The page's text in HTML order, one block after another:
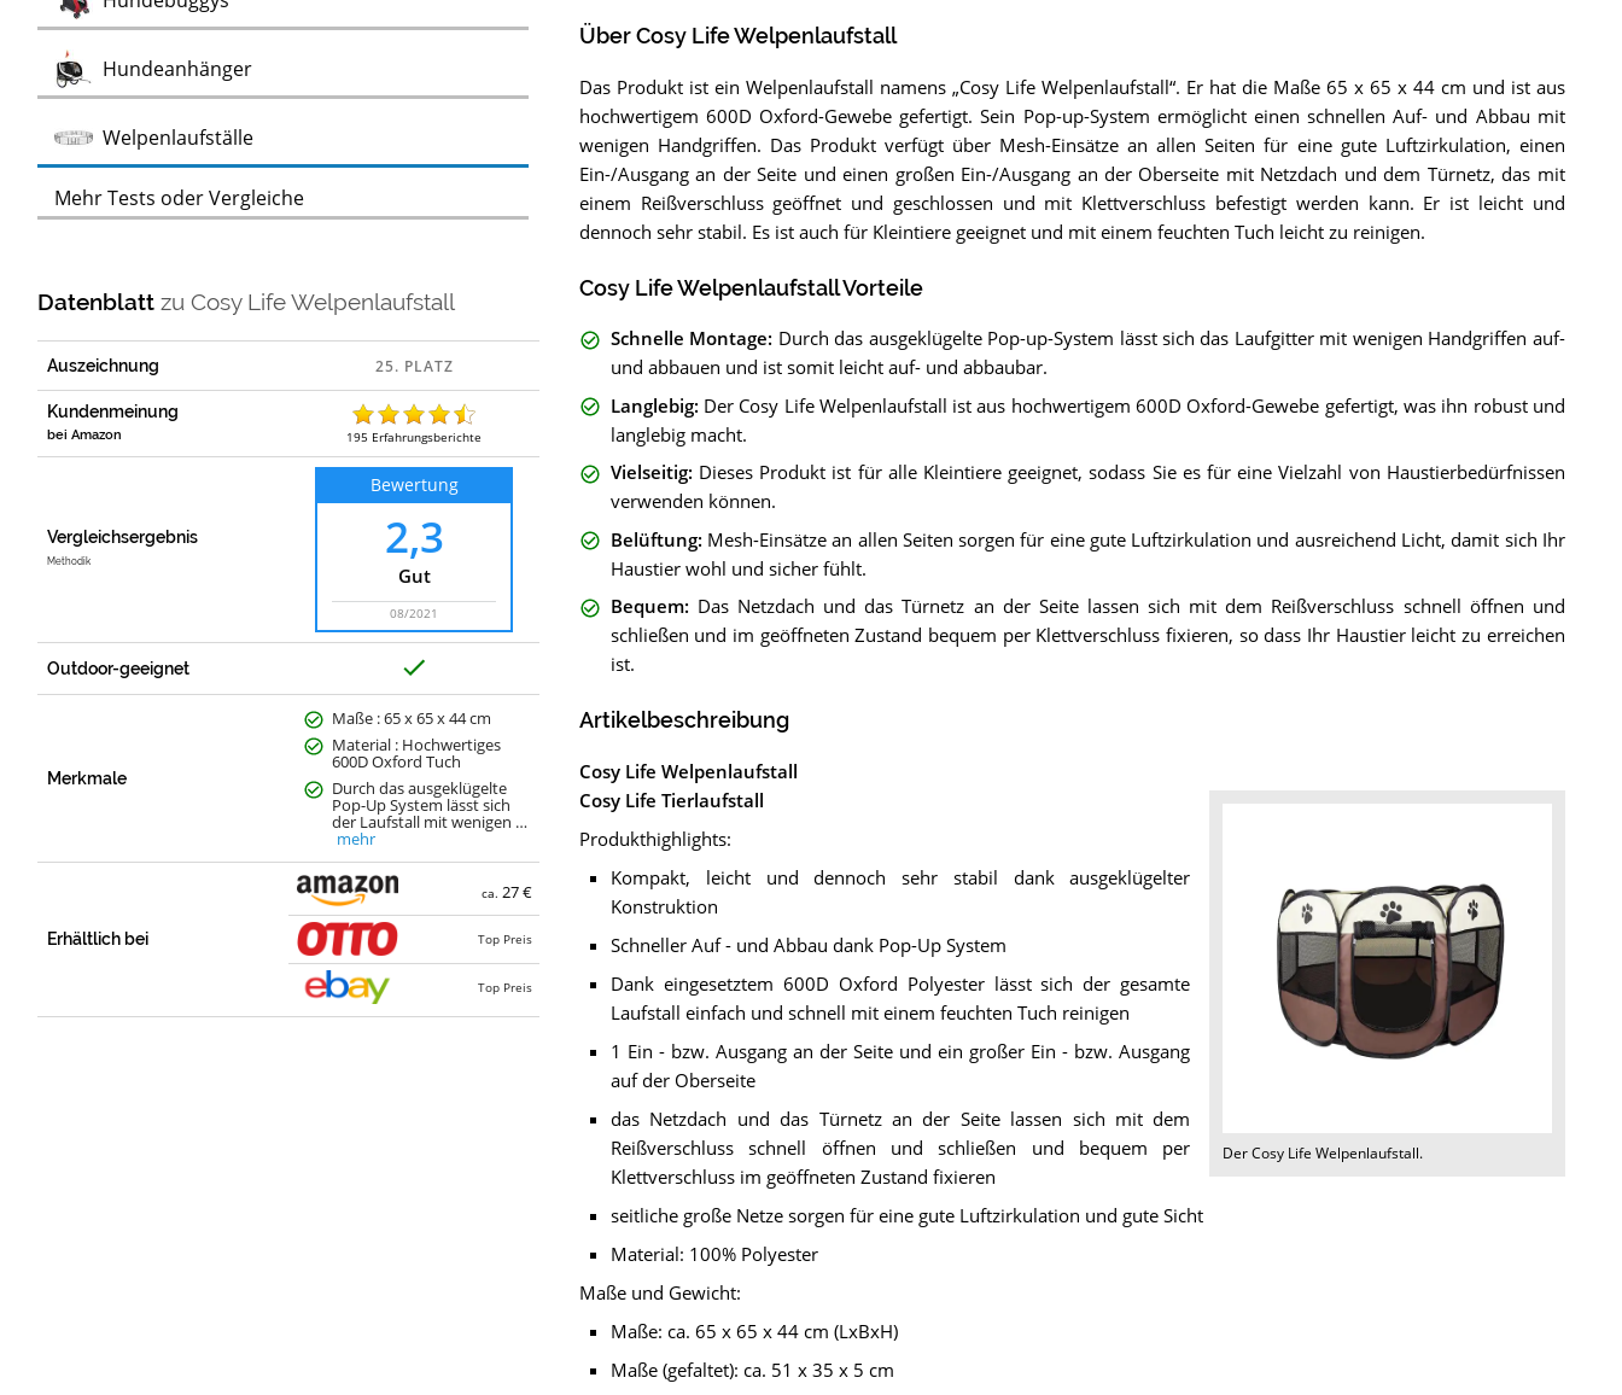
HundeanhängerTest
WelpenlaufställeTest
Mehr Tests oder Vergleiche
DatenblattzuCosy Life Welpenlaufstall
Auszeichnung
Kundenmeinung
bei Amazon 195 Erfahrungsberichte
Vergleichsergebnis
Methodik
Bewertung
2,3
Gut
08/2021
Outdoor-geeignet
Merkmale
Maße : 65 x 65 x 44 cm
Material : Hochwertiges
600D Oxford Tuch
Durch das ausgeklügelte
Pop-Up System lässt sich
der Laufstall mit wenigen …
mehr
Erhältlich bei
ca. 27 €
Top Preis
Top Preis
Über Cosy Life Welpenlaufstall
Das Produkt ist ein Welpenlaufstall namens „Cosy Life Welpenlaufstall“. Er hat die Maße 65 x 65 x 44 cm und ist aus
hochwertigem 600D Oxford-Gewebe gefertigt. Sein Pop-up-System ermöglicht einen schnellen Auf- und Abbau mit
wenigen Handgriffen. Das Produkt verfügt über Mesh-Einsätze an allen Seiten für eine gute Luftzirkulation, einen
Ein-/Ausgang an der Seite und einen großen Ein-/Ausgang an der Oberseite mit Netzdach und dem Türnetz, das mit
einem Reißverschluss geöffnet und geschlossen und mit Klettverschluss befestigt werden kann. Er ist leicht und
dennoch sehr stabil. Es ist auch für Kleintiere geeignet und mit einem feuchten Tuch leicht zu reinigen.
Cosy Life Welpenlaufstall Vorteile
Schnelle Montage: Durch das ausgeklügelte Pop-up-System lässt sich das Laufgitter mit wenigen Handgriffen auf-
und abbauen und ist somit leicht auf- und abbaubar.
Langlebig: Der Cosy Life Welpenlaufstall ist aus hochwertigem 600D Oxford-Gewebe gefertigt, was ihn robust und
langlebig macht.
Vielseitig: Dieses Produkt ist für alle Kleintiere geeignet, sodass Sie es für eine Vielzahl von Haustierbedürfnissen
verwenden können.
Belüftung: Mesh-Einsätze an allen Seiten sorgen für eine gute Luftzirkulation und ausreichend Licht, damit sich Ihr
Haustier wohl und sicher fühlt.
Bequem: Das Netzdach und das Türnetz an der Seite lassen sich mit dem Reißverschluss schnell öffnen und
schließen und im geöffneten Zustand bequem per Klettverschluss fixieren, so dass Ihr Haustier leicht zu erreichen
ist.
Artikelbeschreibung
Cosy Life Welpenlaufstall
DerCosy Life Welpenlaufstall.
Cosy Life Tierlaufstall
Produkthighlights:
Kompakt, leicht und dennoch sehr stabil dank ausgeklügelter
Konstruktion
Schneller Auf - und Abbau dank Pop-Up System
Dank eingesetztem 600D Oxford Polyester lässt sich der gesamte
Laufstall einfach und schnell mit einem feuchten Tuch reinigen
1 Ein - bzw. Ausgang an der Seite und ein großer Ein - bzw. Ausgang
auf der Oberseite
das Netzdach und das Türnetz an der Seite lassen sich mit dem
Reißverschluss schnell öffnen und schließen und bequem per
Klettverschluss im geöffneten Zustand fixieren
seitliche große Netze sorgen für eine gute Luftzirkulation und gute Sicht
Material: 100% Polyester
Maße und Gewicht:
Maße: ca. 65 x 65 x 44 cm (LxBxH)
Maße (gefaltet): ca. 51 x 35 x 5 cm